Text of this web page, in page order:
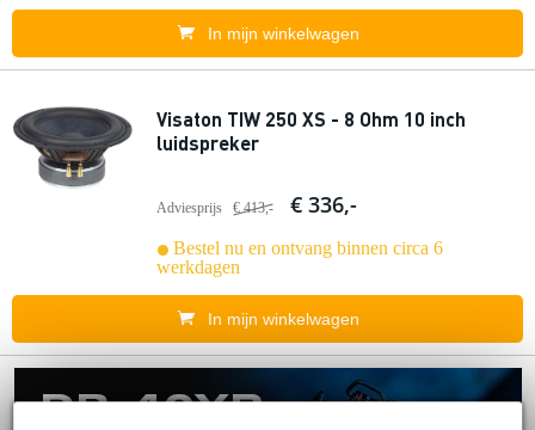
In mijn winkelwagen
Visaton TIW 250 XS - 8 Ohm 10 inch
luidspreker
Adviesprijs € 413,- € 336,-
Bestel nu en ontvang binnen circa 6
werkdagen
In mijn winkelwagen